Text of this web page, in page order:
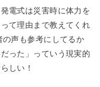
電式は災害時に体力を
て理由まで教えてくれ
声も参考にしてるか
った」っていう現実的
しい！